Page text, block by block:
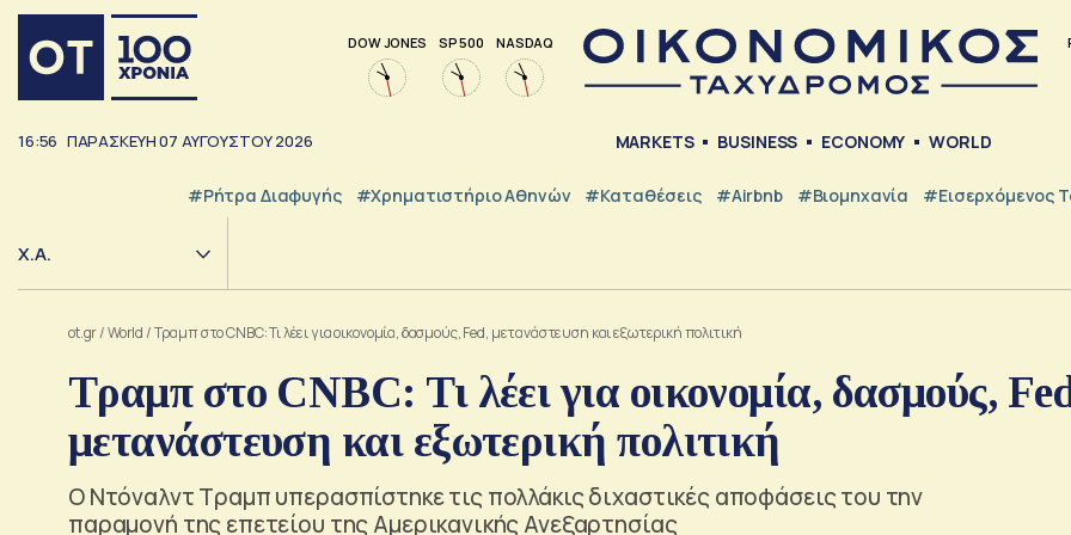
DOW JONES SP 500 NASDAQ
16:56 ΠΑΡΑΣΚΕΥΗ07 ΑΥΓΟΥΣΤΟΥ2026 MARKETS BUSINESS ECONOMY WORLD
#ρήτρα Διαφυγής #Χρηματιστήριο Αθηνών #Καταθέσεις #Airbnb #Βιομηχανία #εισερχόμενος
Χ.Α.
ot.gr/World /Τραμπ στο CNBC: Τι λέει για οικονομία, δασμούς, Fed, μετανάστευση και εξωτερική πολιτική
Τραμπ στο CNBC: Τι λέει για οικονομία, δασμούς,
μετανάστευση και εξωτερική πολιτική
Ο Ντόναλντ Τραμπ υπερασπίστηκε τις πολλάκις διχαστικές αποφάσεις του την
παραμονή της επετείου της Αμερικανικής Ανεξαρτησίας